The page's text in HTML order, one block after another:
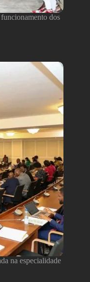
dos
na especialidade